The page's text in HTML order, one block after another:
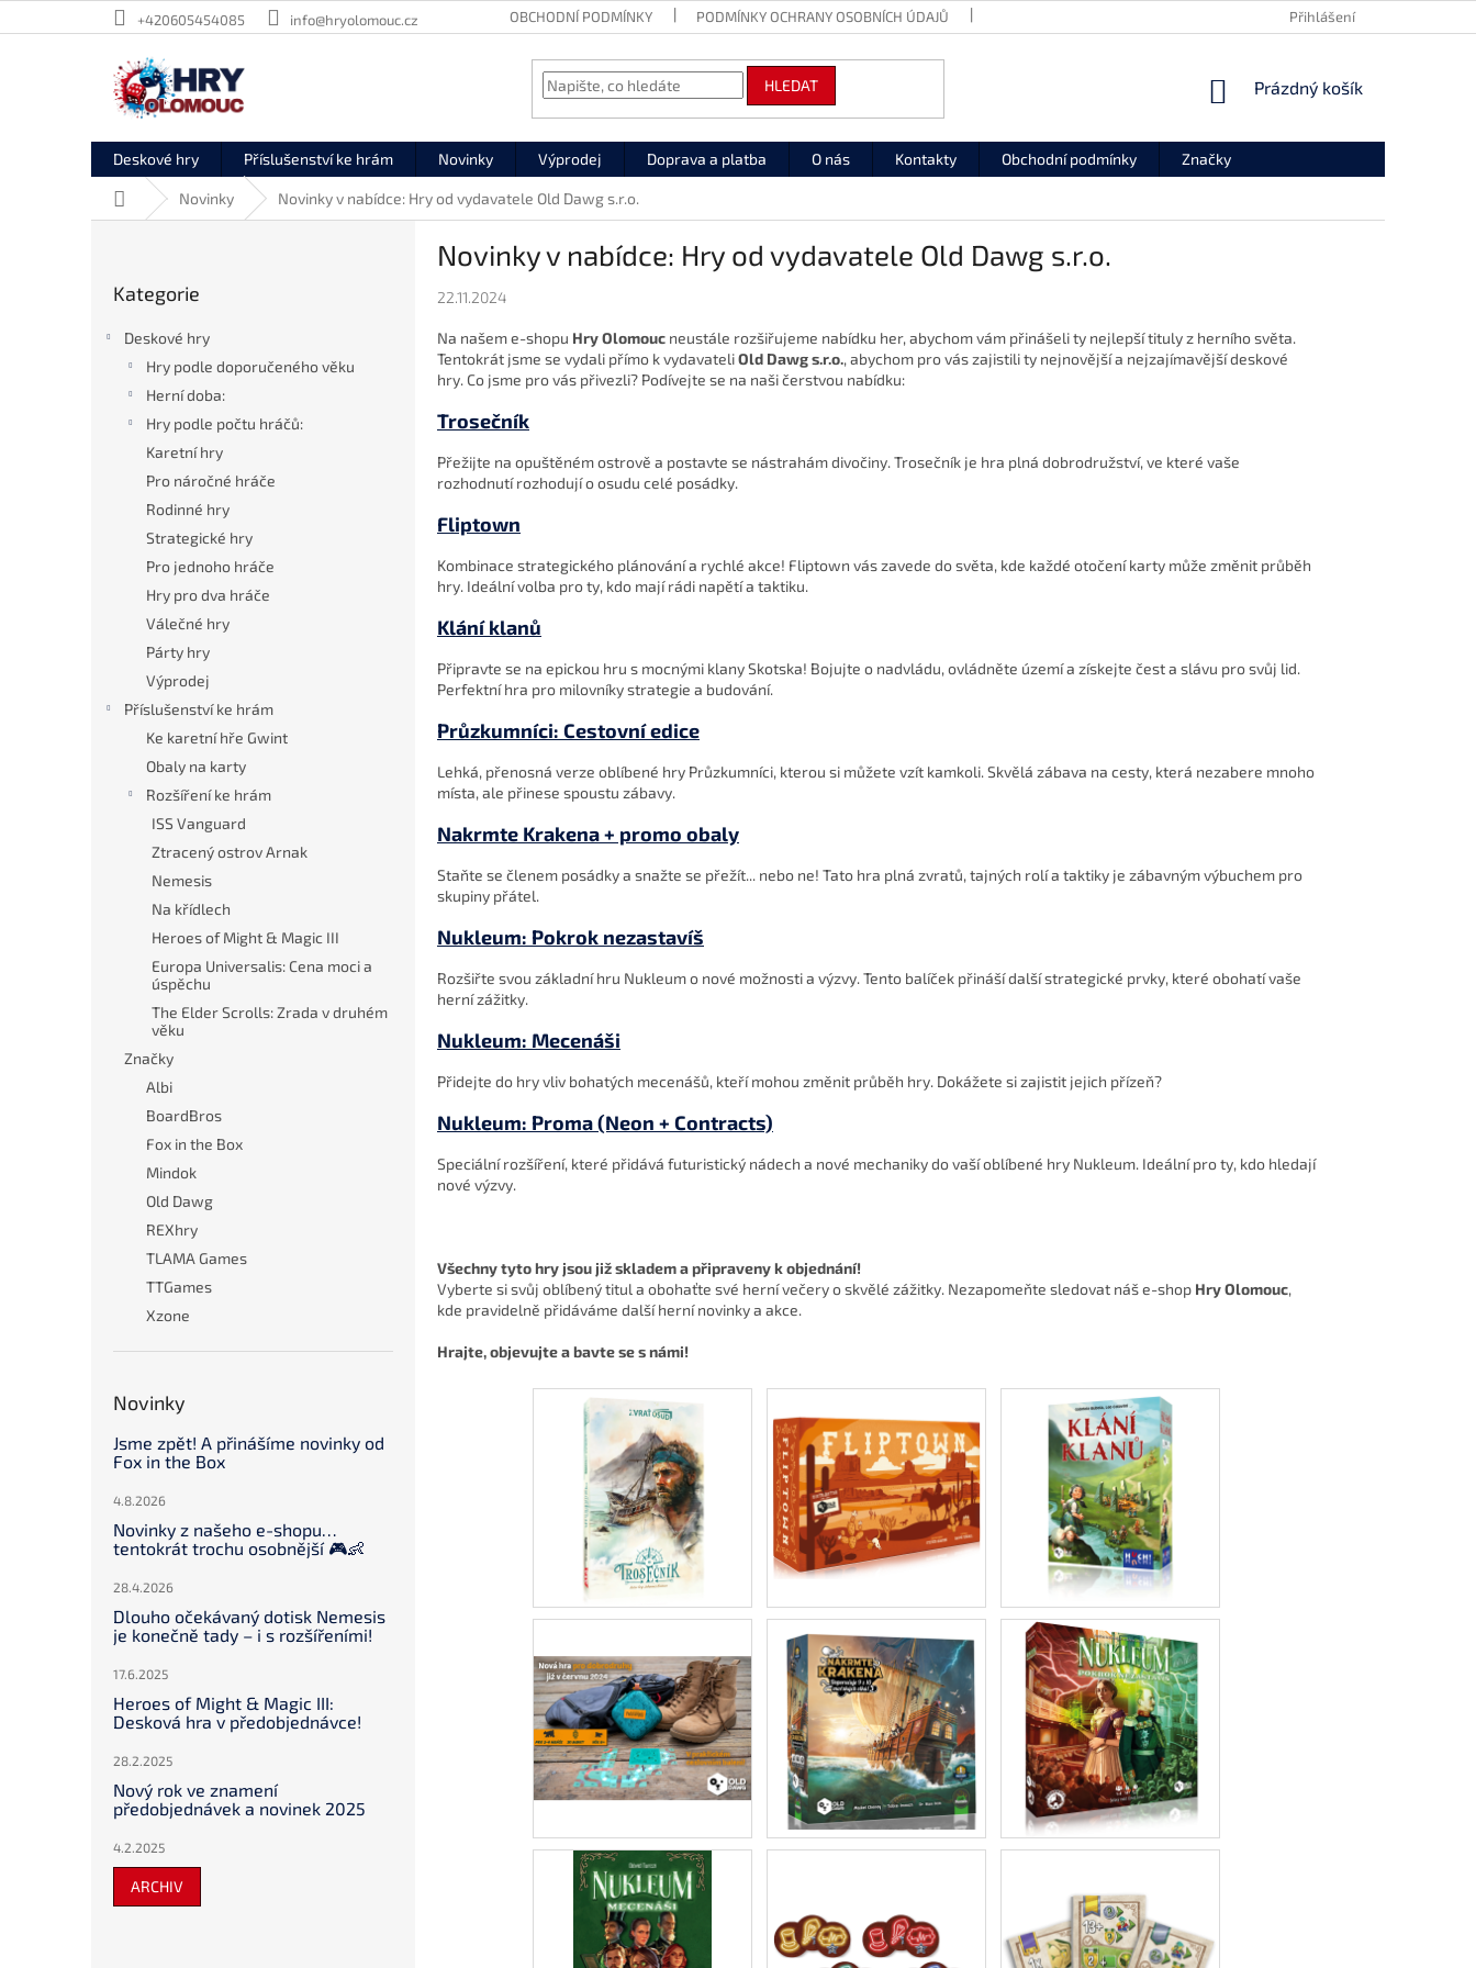
na
+420605454085 info@hryolomouc.cz OBCHODNÍ PODMÍNKY PODMÍNKY OCHRANY OSOBNÍCH ÚDAJŮ ODSTOUPENÍ OD SMLOUVY
Přihlášení
HLEDAT
NÁKUPNÍ
Prázdný košík
Deskové hry Příslušenství ke hrám Novinky Výprodej Doprava a platba O nás Kontakty Obchodní podmínky Značky
Domů Novinky Novinky v nabídce: Hry od vydavatele Old Dawg s.r.o.
kategorie
Kategorie
Deskové hry
Hry podle doporučeného věku
Herní doba:
Hry podle počtu hráčů:
Karetní hry
Pro náročné hráče
Rodinné hry
Strategické hry
Pro jednoho hráče
Hry pro dva hráče
Válečné hry
Párty hry
Výprodej
Příslušenství ke hrám
Ke karetní hře Gwint
Obaly na karty
Rozšíření ke hrám
ISS Vanguard
Ztracený ostrov Arnak
Nemesis
Na křídlech
Heroes of Might & Magic III
Europa Universalis: Cena moci a
úspěchu
The Elder Scrolls: Zrada v druhém
věku
Značky
Albi
BoardBros
Fox in the Box
Mindok
Old Dawg
REXhry
TLAMA Games
TTGames
Xzone
Novinky
Jsme zpět! A přinášíme novinky od
Fox in the Box
4.8.2026
Novinky z našeho e-shopu…
tentokrát trochu osobnější 🎮👶
28.4.2026
Dlouho očekávaný dotisk Nemesis
je konečně tady – i s rozšířeními!
17.6.2025
Heroes of Might & Magic III:
Desková hra v předobjednávce!
28.2.2025
Nový rok ve znamení
předobjednávek a novinek 2025
4.2.2025
ARCHIV
Novinky v nabídce: Hry od vydavatele Old Dawg s.r.o.
22.11.2024
Na našem e-shopu Hry Olomouc neustále rozšiřujeme nabídku her, abychom vám přinášeli ty nejlepší tituly z herního světa.
Tentokrát jsme se vydali přímo k vydavateliOld Dawg s.r.o., abychom pro vás zajistili ty nejnovější a nejzajímavější deskové
hry. Co jsme pro vás přivezli? Podívejte se na naši čerstvou nabídku:
Trosečník
Přežijte na opuštěném ostrově a postavte se nástrahám divočiny. Trosečník je hra plná dobrodružství, ve které vaše
rozhodnutí rozhodují o osudu celé posádky.
Fliptown
Kombinace strategického plánování a rychlé akce! Fliptown vás zavede do světa, kde každé otočení karty může změnit průběh
hry. Ideální volba pro ty, kdo mají rádi napětí a taktiku.
Klání klanů
Připravte se na epickou hru s mocnými klany Skotska! Bojujte o nadvládu, ovládněte území a získejte čest a slávu pro svůj lid.
Perfektní hra pro milovníky strategie a budování.
Průzkumníci: Cestovní edice
Lehká, přenosná verze oblíbené hry Průzkumníci, kterou si můžete vzít kamkoli. Skvělá zábava na cesty, která nezabere mnoho
místa, ale přinese spoustu zábavy.
Nakrmte Krakena + promo obaly
Staňte se členem posádky a snažte se přežít... nebo ne! Tato hra plná zvratů, tajných rolí a taktiky je zábavným výbuchem pro
skupiny přátel.
Nukleum: Pokrok nezastavíš
Rozšiřte svou základní hru Nukleum o nové možnosti a výzvy. Tento balíček přináší další strategické prvky, které obohatí vaše
herní zážitky.
Nukleum: Mecenáši
Přidejte do hry vliv bohatých mecenášů, kteří mohou změnit průběh hry. Dokážete si zajistit jejich přízeň?
Nukleum: Proma (Neon + Contracts)
Speciální rozšíření, které přidává futuristický nádech a nové mechaniky do vaší oblíbené hry Nukleum. Ideální pro ty, kdo hledají
nové výzvy.
Všechny tyto hry jsou již skladem a připraveny k objednání!
Vyberte si svůj oblíbený titul a obohaťte své herní večery o skvělé zážitky. Nezapomeňte sledovat náš e-shop Hry Olomouc,
kde pravidelně přidáváme další herní novinky a akce.
Hrajte, objevujte a bavte se s námi!